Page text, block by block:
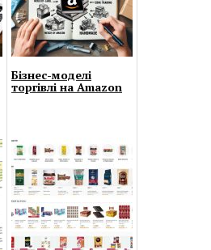
Бізнес-моделі
торгівлі на Amazon